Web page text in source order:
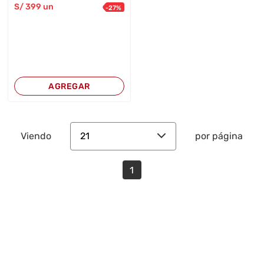
S/399 un -27%
AGREGAR
Viendo 21 por página
1